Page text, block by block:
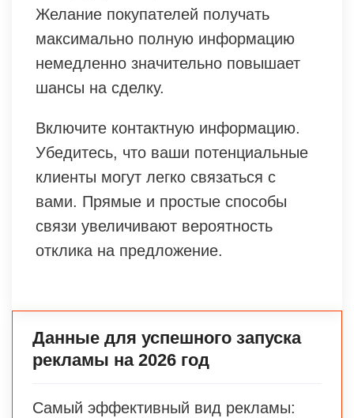
Желание покупателей получать
максимально полную информацию
немедленно значительно повышает
шансы на сделку.
Включите контактную информацию.
Убедитесь, что ваши потенциальные
клиенты могут легко связаться с
вами. Прямые и простые способы
связи увеличивают вероятность
отклика на предложение.
Данные для успешного запуска
рекламы на 2026 год
Самый эффективный вид рекламы: